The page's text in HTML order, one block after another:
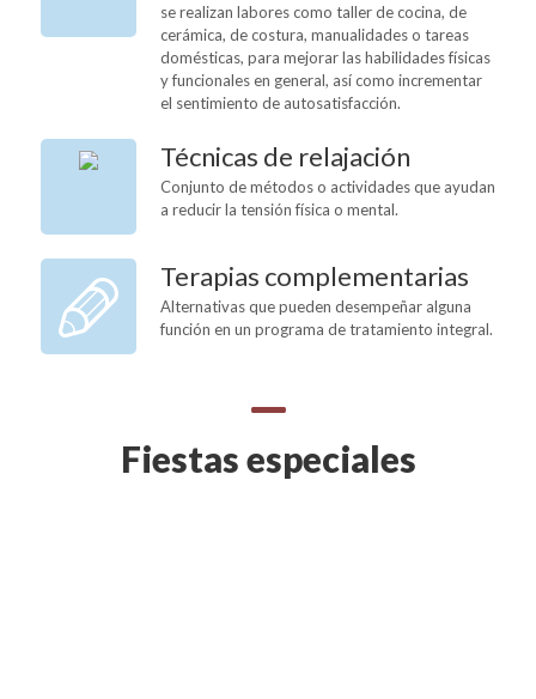
se realizan labores como taller de cocina, de
cerámica, de costura, manualidades o tareas
domésticas, para mejorar las habilidades físicas
y funcionales en general, así como incrementar
el sentimiento de autosatisfacción.
Técnicas de relajación
Conjunto de métodos o actividades que ayudan
a reducir la tensión física o mental.
Terapias complementarias
Alternativas que pueden desempeñar alguna
función en un programa de tratamiento integral.
Fiestas especiales